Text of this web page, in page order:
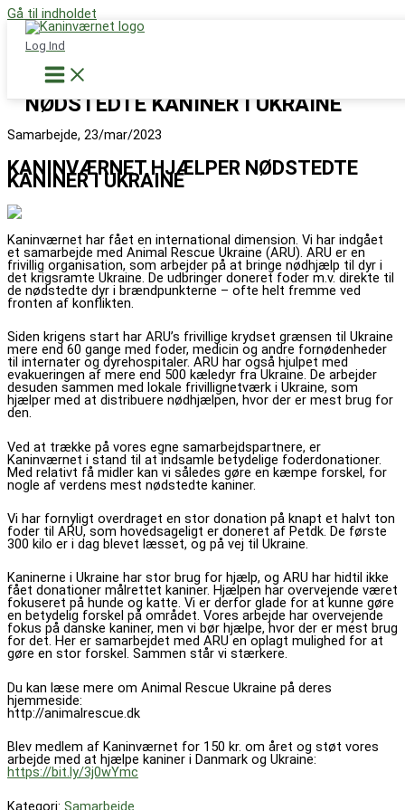
Gå til indholdet
Log Ind
Støt nu
KANINVÆRNET HJÆLPER
NØDSTEDTE KANINER I UKRAINE
Samarbejde, 23/mar/2023
KANINVÆRNET HJÆLPER NØDSTEDTE
KANINER I UKRAINE
Kaninværnet har fået en international dimension. Vi har indgået
et samarbejde med Animal Rescue Ukraine (ARU). ARU er en
frivillig organisation, som arbejder på at bringe nødhjælp til dyr i
det krigsramte Ukraine. De udbringer doneret foder m.v. direkte til
de nødstedte dyr i brændpunkterne – ofte helt fremme ved
fronten af konflikten.
Siden krigens start har ARU’s frivillige krydset grænsen til Ukraine
mere end 60 gange med foder, medicin og andre fornødenheder
til internater og dyrehospitaler. ARU har også hjulpet med
evakueringen af mere end 500 kæledyr fra Ukraine. De arbejder
desuden sammen med lokale frivillignetværk i Ukraine, som
hjælper med at distribuere nødhjælpen, hvor der er mest brug for
den.
Ved at trække på vores egne samarbejdspartnere, er
Kaninværnet i stand til at indsamle betydelige foderdonationer.
Med relativt få midler kan vi således gøre en kæmpe forskel, for
nogle af verdens mest nødstedte kaniner.
Vi har fornyligt overdraget en stor donation på knapt et halvt ton
foder til ARU, som hovedsageligt er doneret af Petdk. De første
300 kilo er i dag blevet læsset, og på vej til Ukraine.
Kaninerne i Ukraine har stor brug for hjælp, og ARU har hidtil ikke
fået donationer målrettet kaniner. Hjælpen har overvejende været
fokuseret på hunde og katte. Vi er derfor glade for at kunne gøre
en betydelig forskel på området. Vores arbejde har overvejende
fokus på danske kaniner, men vi bør hjælpe, hvor der er mest brug
for det. Her er samarbejdet med ARU en oplagt mulighed for at
gøre en stor forskel. Sammen står vi stærkere.
Du kan læse mere om Animal Rescue Ukraine på deres
hjemmeside:
http://animalrescue.dk
Blev medlem af Kaninværnet for 150 kr. om året og støt vores
arbejde med at hjælpe kaniner i Danmark og Ukraine:
https://bit.ly/3j0wYmc
Kategori: Samarbejde